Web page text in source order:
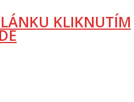
KLIKNUTÍM